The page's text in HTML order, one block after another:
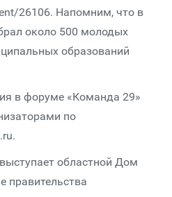
26106. Напомним, что в
около 500 молодых
образований
в форуме «Команда 29»
по
областной Дом
правительства